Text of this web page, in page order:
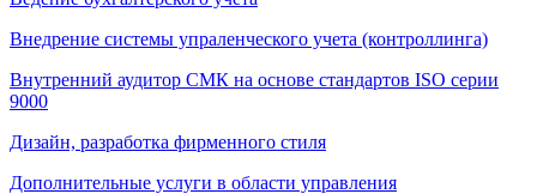
Внедрение системы упраленческого учета (контроллинга)
Внутренний аудитор СМК на основе стандартов ISO серии
9000
Дизайн, разработка фирменного стиля
Дополнительные услуги в области управления